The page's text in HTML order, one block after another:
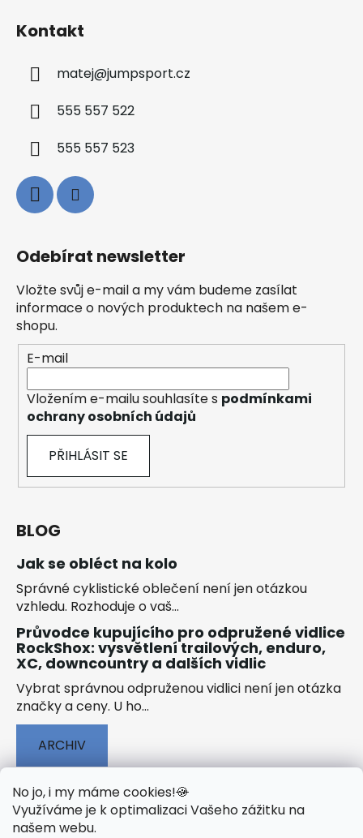
No jo, i my máme cookies!🍪
Využíváme je k optimalizaci Vašeho zážitku na
našem webu.
Kontakt
matej@jumpsport.cz
555 557 522
555 557 523
Odebírat newsletter
Vložte svůj e-mail a my vám budeme zasílat
informace o nových produktech na našem e-
shopu.
E-mail
Vložením e-mailu souhlasíte s podmínkami
ochrany osobních údajů
PŘIHLÁSIT SE
BLOG
Jak se obléct na kolo
Správné cyklistické oblečení není jen otázkou
vzhledu. Rozhoduje o vaš...
Průvodce kupujícího pro odpružené vidlice
RockShox: vysvětlení trailových, enduro,
XC, downcountry a dalších vidlic
Vybrat správnou odpruženou vidlici není jen otázka
značky a ceny. U ho...
ARCHIV